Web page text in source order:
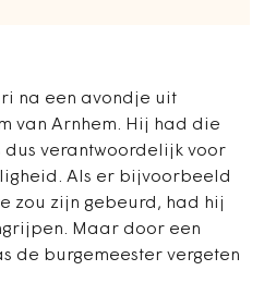
na een avondje uit
van Arnhem. Hij had die
dus verantwoordelijk voor
Als er bijvoorbeeld
zou zijn gebeurd, had hij
Maar door een
de burgemeester vergeten